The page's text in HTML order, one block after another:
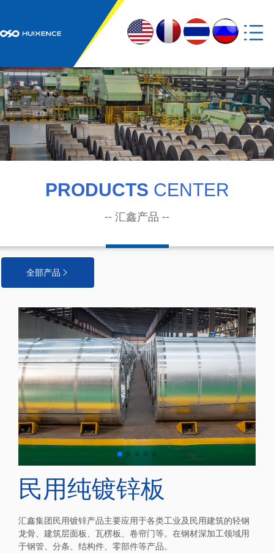
PRODUCTS CENTER
-- 汇鑫产品 --
网站首页
走进汇鑫

汇鑫产业 
汇鑫产品 
全部产品 
民用纯镀锌板
汇鑫集团民用镀锌产品主要应用于各类工业及民用建筑的轻钢
龙骨、建筑层面板、瓦楞板、卷帘门等。在钢材深加工领域用
于钢管、分条、结构件、零部件等产品。